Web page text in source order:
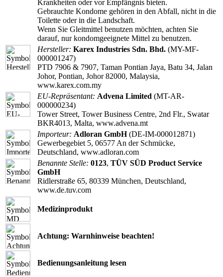
Krankheiten oder vor Empfängnis bieten.
Gebrauchte Kondome gehören in den Abfall, nicht in die
Toilette oder in die Landschaft.
Wenn Sie Gleitmittel benutzen möchten, achten Sie
darauf, nur kondomgeeignete Mittel zu benutzen.
Hersteller: Karex Industries Sdn. Bhd. (MY-MF-
000001247)
PTD 7906 & 7907, Taman Pontian Jaya, Batu 34, Jalan
Johor, Pontian, Johor 82000, Malaysia,
www.karex.com.my
EU-Repräsentant: Advena Limited (MT-AR-
000000234)
Tower Street, Tower Business Centre, 2nd Flr., Swatar
BKR4013, Malta, www.advena.mt
Importeur: Adloran GmbH(DE-IM-000012871)
Gewerbegebiet 5, 06577 An der Schmücke,
Deutschland, www.adloran.com
Benannte Stelle: 0123, TÜV SÜD Product Service
GmbH
Ridlerstraße 65, 80339 München, Deutschland,
www.de.tuv.com
Medizinprodukt
Achtung: Warnhinweise beachten!
Bedienungsanleitung lesen